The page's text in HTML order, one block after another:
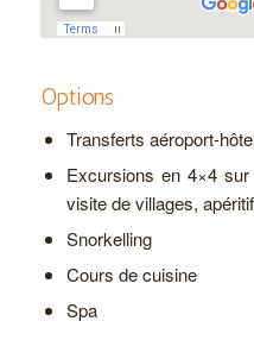
Options
Transferts aéroport-
Excursions en 4×4 sur
visite de villages,
Snorkelling
Cours de cuisine
Spa